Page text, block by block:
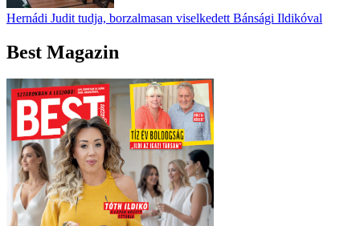
Hernádi Judit tudja, borzalmasan viselkedett Bánsági Ildikóval
Best Magazin